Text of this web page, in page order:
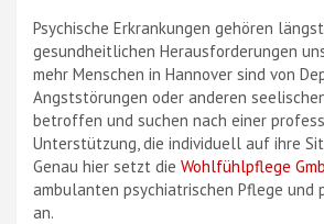
Psychische Erkrankungen gehören
gesundheitlichen Herausforderungen
mehr Menschen in Hannover sind von
Angststörungen oder anderen
betroffen und suchen nach einer
Unterstützung, die individuell auf ihre
Genau hier setzt die Wohlfühlpflege
ambulanten psychiatrischen Pflege und
an.